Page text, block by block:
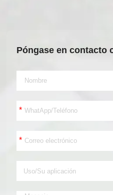
Póngase en contacto
*
*